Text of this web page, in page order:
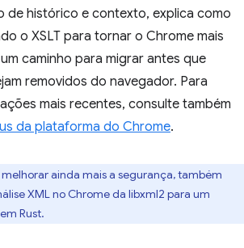
de histórico e contexto, explica como
o XSLT para tornar o Chrome mais
caminho para migrar antes que
removidos do navegador. Para
mais recentes, consulte também
da plataforma do Chrome.
ainda mais a segurança, também
XML no Chrome da libxml2 para um
Rust.